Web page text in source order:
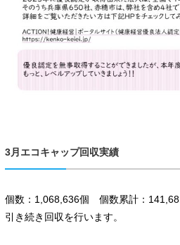
3月エコキャップ回収実績
個数：1,068,636個 個数累計：
引き続き回収を行います。